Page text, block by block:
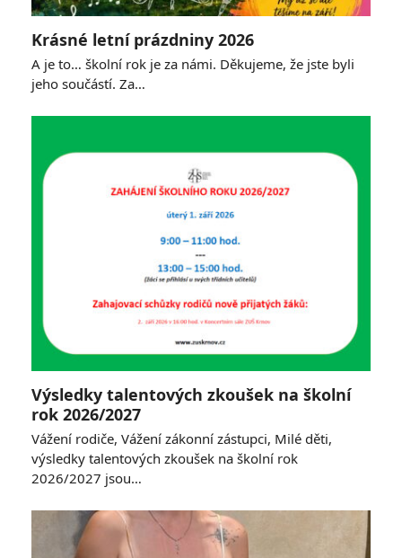
Krásné letní prázdniny 2026
A je to… školní rok je za námi. Děkujeme, že jste byli
jeho součástí. Za…
Výsledky talentových zkoušek na školní
rok 2026/2027
Vážení rodiče, Vážení zákonní zástupci, Milé děti,
výsledky talentových zkoušek na školní rok
2026/2027 jsou…